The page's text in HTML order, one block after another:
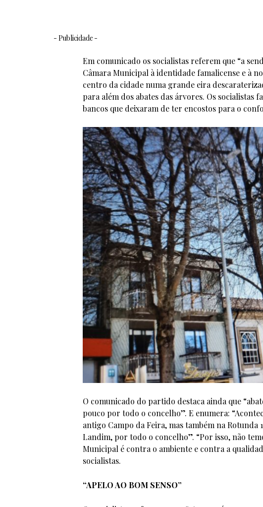
- Publicidade -
Em comunicado os socialistas referem que “a
Câmara Municipal à identidade famalicense e à
centro da cidade numa grande eira
para além dos abates das árvores. Os socialistas
bancos que deixaram de ter encostos para o
O comunicado do partido destaca ainda que
pouco por todo o concelho”. E enumera:
antigo Campo da Feira, mas também na Rotunda
Landim, por todo o concelho”. “Por isso, não
Municipal é contra o ambiente e contra a
socialistas.
“APELO AO BOM SENSO”